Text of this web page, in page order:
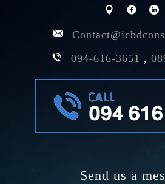
094-616-3651 ,
Send us a